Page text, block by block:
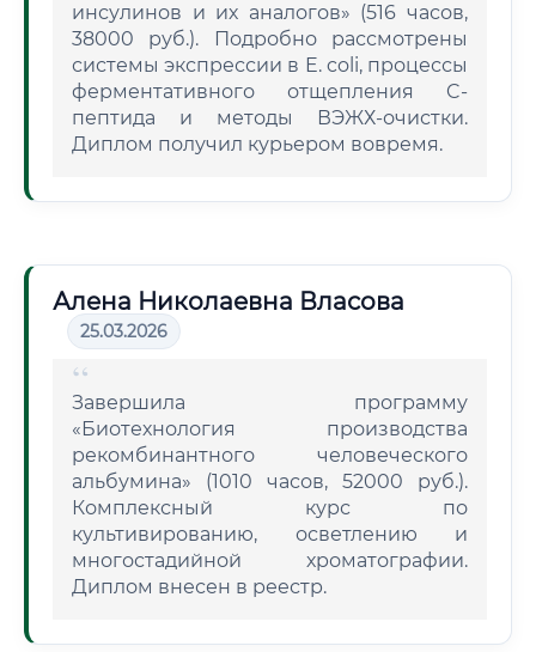
инсулинов и их аналогов» (516 часов,
38000 руб.). Подробно рассмотрены
системы экспрессии в E. coli, процессы
ферментативного отщепления C-
пептида и методы ВЭЖХ-очистки.
Диплом получил курьером вовремя.
Алена Николаевна Власова
25.03.2026
Завершила программу
«Биотехнология производства
рекомбинантного человеческого
альбумина» (1010 часов, 52000 руб.).
Комплексный курс по
культивированию, осветлению и
многостадийной хроматографии.
Диплом внесен в реестр.